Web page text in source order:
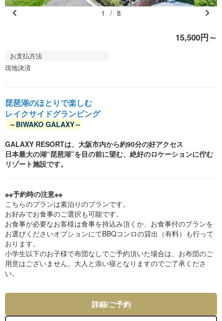
o
u
e
1 / 8
15,500円～
お支払方法
現地決済
琵琶湖のほとりで楽しむ
レイクサイドグランピング
～BIWAKO GALAXY～
GALAXY RESORTは、大阪市内から約90分の好アクセス
日本最大の湖“琵琶湖”を目の前に望む、絶好のロケーションに佇む
リゾート施設です。
※※予約時の注意※※
こちらのプランは素泊りのプランです。
お好みでお食事のご選択も可能です。
お食事が必要なお客様は食事を持込み頂くか、お食事付のプランを
お選びくださいオプションにてBBQコンロの貸出（有料）も行って
おります。
小学生以下のお子様で布団なしでご予約頂いた場合は、お布団のご
用意はございません。大人と添い寝となりますのでご了承くださ
い。
詳細/ご予約